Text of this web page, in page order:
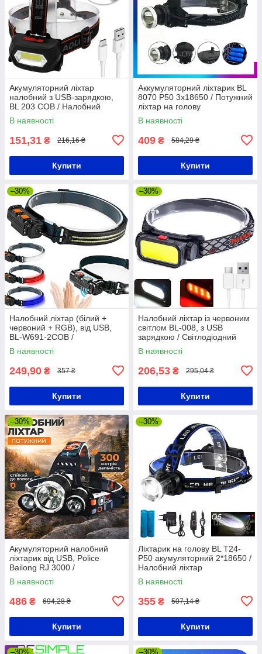
Акумуляторний ліхтар
налобний з USB-зарядкою,
BL 203 COB / Налобний
ліхтарик на голову з
акумулятором
В наявності
151,31 ₴ 216,16 ₴
Купити
Аккумуляторний ліхтарик BL
8070 P50 3x18650 / Потужний
ліхтар на голову
В наявності
409 ₴ 584,29 ₴
Купити
–30%
Налобний ліхтар (білий +
червоний + RGB), від USB,
BL-W691-2COB /
Акумуляторний ліхтарик-
смужка на голову
В наявності
249,90 ₴ 357 ₴
Купити
–30%
Налобний ліхтар із червоним
світлом BL-008, з USB
зарядкою / Світлодіодний
акумуляторний ліхтарик на
голову
В наявності
206,53 ₴ 295,04 ₴
Купити
–30%
Акумуляторний налобний
ліхтарик від USB, Police
Bailong RJ 3000 /
Світлодіодний ліхтар
налобний / Ліхтарик на лоб
В наявності
486 ₴ 694,28 ₴
Купити
–30%
Ліхтарик на голову BL T24-
P50 акумуляторний 2*18650 /
Налобний ліхтар
В наявності
355 ₴ 507,14 ₴
Купити
–30% –30%